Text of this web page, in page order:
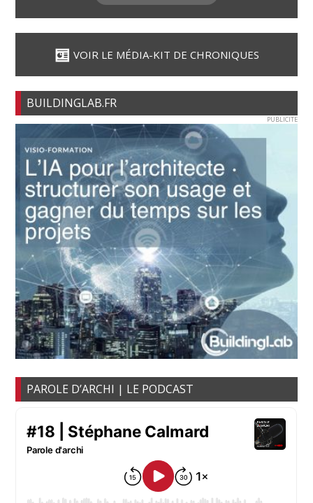
VOIR LE MÉDIA-KIT DE CHRONIQUES
BUILDINGLAB.FR
PUBLICITE
PAROLE D’ARCHI | LE PODCAST